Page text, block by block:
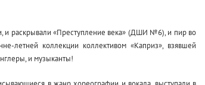
и раскрывали «Преступление века» (ДШИ №6), и пир во
летней коллекции коллективом «Каприз», взявшей
и музыканты!